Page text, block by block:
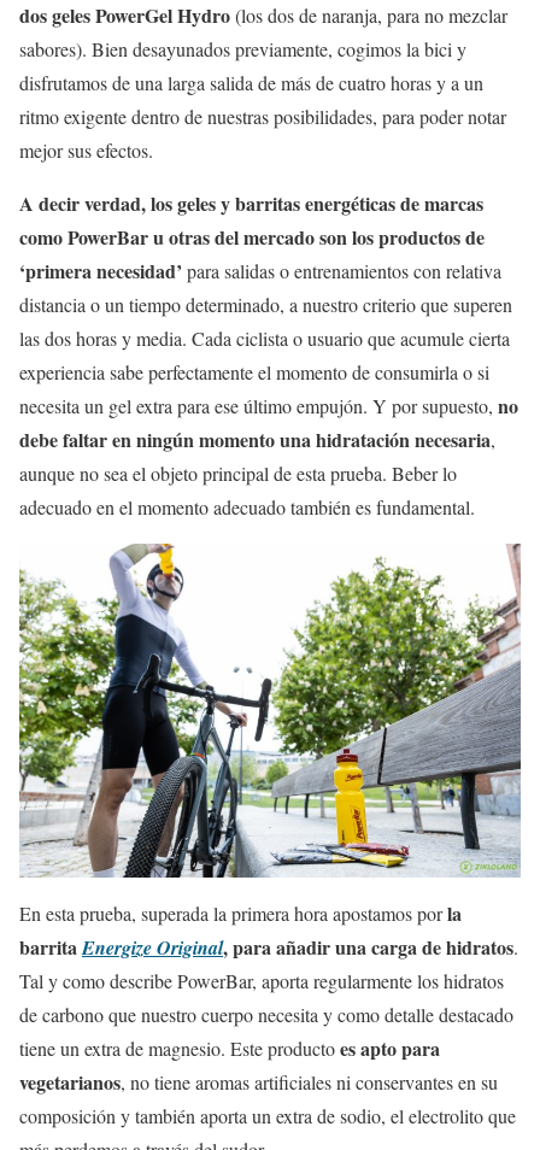
dos geles PowerGel Hydro(los dos de naranja, para no mezclar
sabores). Bien desayunados previamente, cogimos la bici y
disfrutamos de una larga salida de más de cuatro horas y a un
ritmo exigente dentro de nuestras posibilidades, para poder notar
mejor sus efectos.
A decir verdad, los geles y barritas energéticas de marcas
como PowerBar u otras del mercado son los productos de
‘primera necesidad’ para salidas o entrenamientos con relativa
distancia o un tiempo determinado, a nuestro criterio que superen
las dos horas y media. Cada ciclista o usuario que acumule cierta
experiencia sabe perfectamente el momento de consumirla o si
necesita un gel extra para ese último empujón. Y por supuesto, no
debe faltar en ningún momento una hidratación necesaria,
aunque no sea el objeto principal de esta prueba. Beber lo
adecuado en el momento adecuado también es fundamental.
En esta prueba, superada la primera hora apostamos porla
barritaEnergize Original, para añadir una carga de hidratos.
Tal y como describe PowerBar, aporta regularmente los hidratos
de carbono que nuestro cuerpo necesita y como detalle destacado
tiene un extra de magnesio. Este productoes apto para
vegetarianos, no tiene aromas artificiales ni conservantes en su
composición y también aporta un extra de sodio, el electrolito que